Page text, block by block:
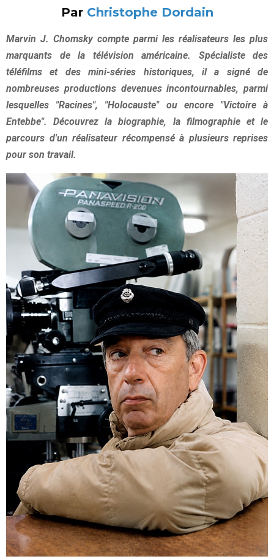
Par Christophe Dordain
Marvin J. Chomsky compte parmi les réalisateurs les plus
marquants de la télévision américaine. Spécialiste des
téléfilms et des mini-séries historiques, il a signé de
nombreuses productions devenues incontournables, parmi
lesquelles "Racines", "Holocauste" ou encore "Victoire à
Entebbe". Découvrez la biographie, la filmographie et le
parcours d'un réalisateur récompensé à plusieurs reprises
pour son travail.